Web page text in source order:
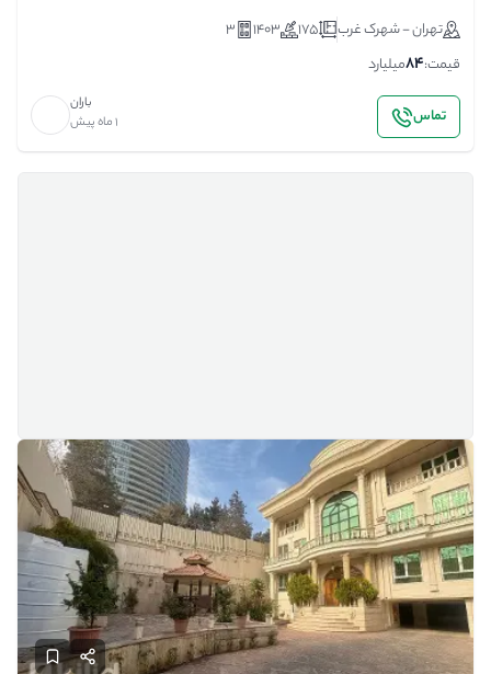
تهران - شهرک غرب 175
1403
3
قیمت:84میلیارد
تماس
باران
1 ماه پیش